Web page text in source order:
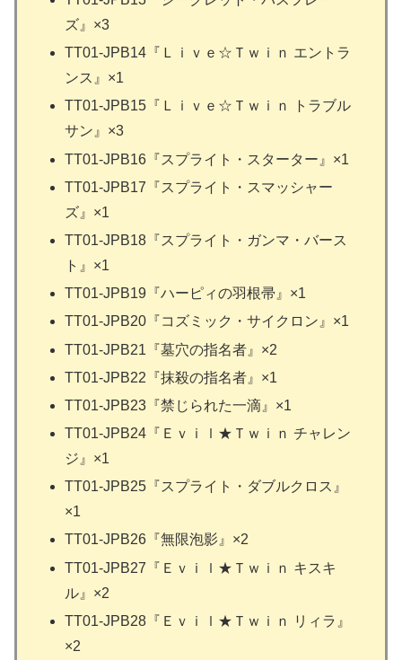
ズ』×3
TT01-JPB14『Ｌｉｖｅ☆Ｔｗｉｎ エントラ
ンス』×1
TT01-JPB15『Ｌｉｖｅ☆Ｔｗｉｎ トラブル
サン』×3
TT01-JPB16『スプライト・スターター』×1
TT01-JPB17『スプライト・スマッシャー
ズ』×1
TT01-JPB18『スプライト・ガンマ・バース
ト』×1
TT01-JPB19『ハーピィの羽根帚』×1
TT01-JPB20『コズミック・サイクロン』×1
TT01-JPB21『墓穴の指名者』×2
TT01-JPB22『抹殺の指名者』×1
TT01-JPB23『禁じられた一滴』×1
TT01-JPB24『Ｅｖｉｌ★Ｔｗｉｎ チャレン
ジ』×1
TT01-JPB25『スプライト・ダブルクロス』
×1
TT01-JPB26『無限泡影』×2
TT01-JPB27『Ｅｖｉｌ★Ｔｗｉｎ キスキ
ル』×2
TT01-JPB28『Ｅｖｉｌ★Ｔｗｉｎ リィラ』
×2